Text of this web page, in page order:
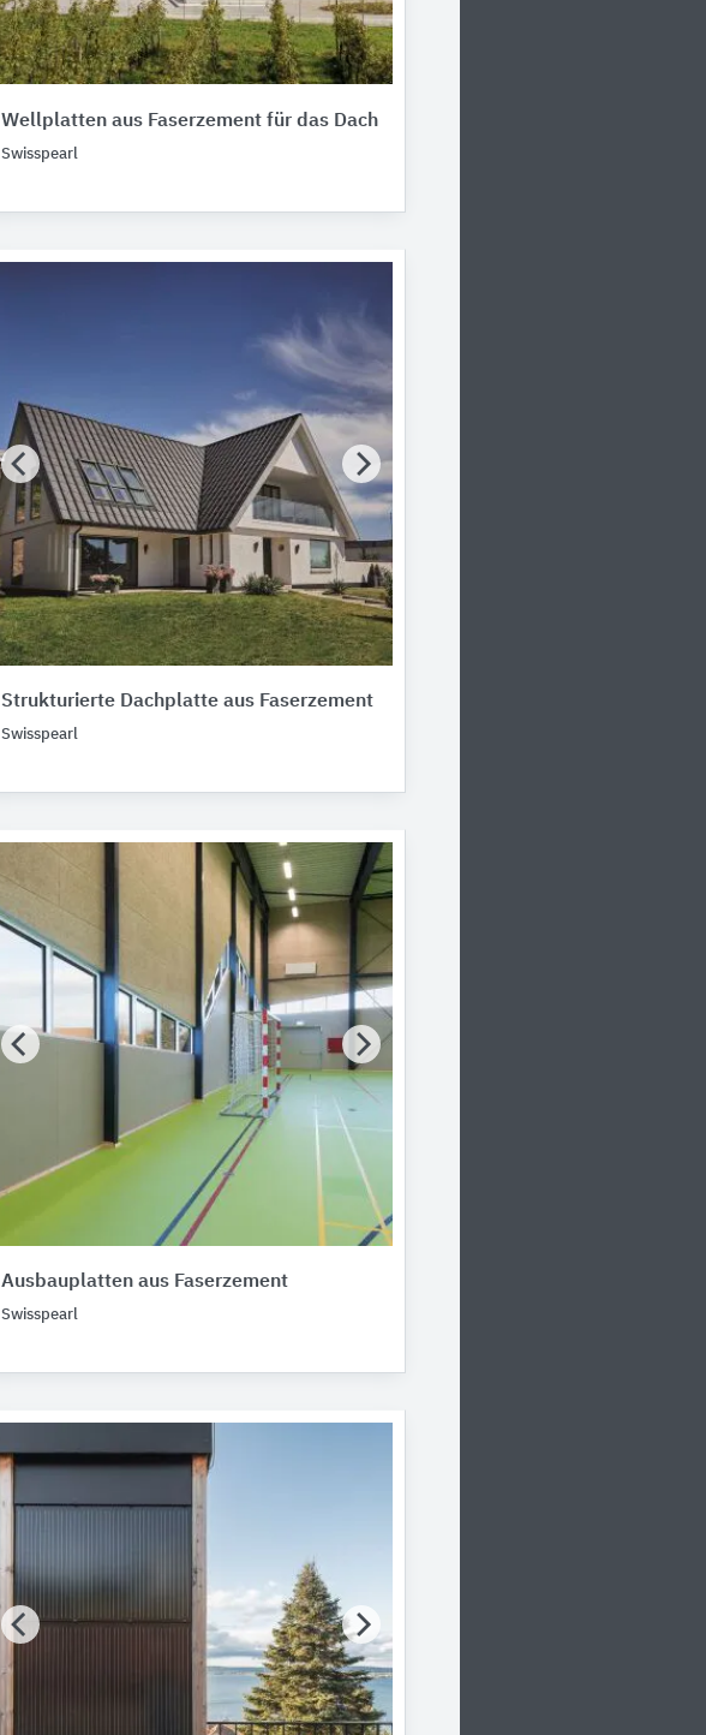
Wellplatten aus Faserzement für das Dach
Swisspearl
Strukturierte Dachplatte aus Faserzement
Swisspearl
Ausbauplatten aus Faserzement
Swisspearl